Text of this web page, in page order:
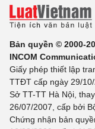
Bản quyền © 2000-
INCOM
Giấy phép thiết lập
TTĐT cấp ngày 29/
Sở TT-TT Hà Nội,
26/07/2007, cấp bởi
Chứng nhận bản